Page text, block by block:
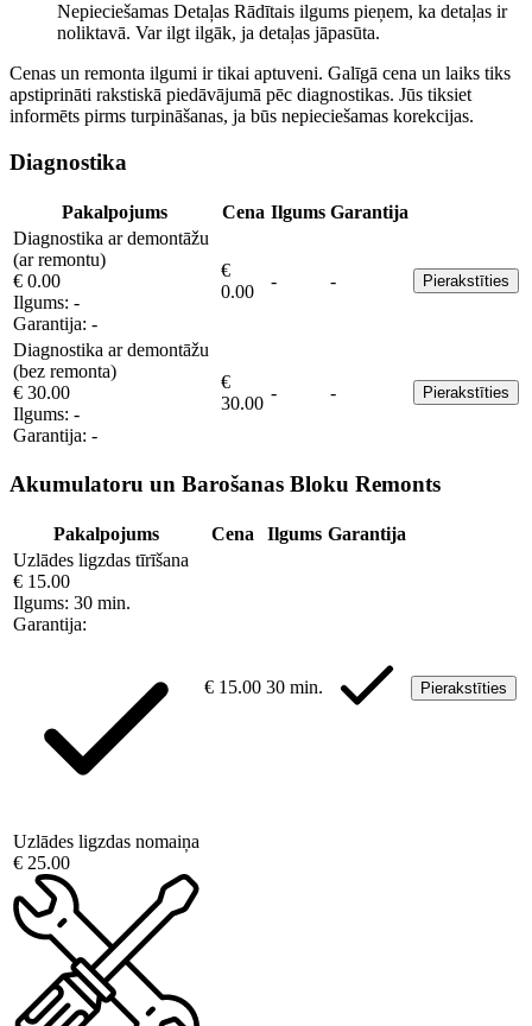
Nepieciešamas Detaļas Rādītais ilgums pieņem, ka detaļas ir
noliktavā. Var ilgt ilgāk, ja detaļas jāpasūta.
Cenas un remonta ilgumi ir tikai aptuveni. Galīgā cena un laiks tiks
apstiprināti rakstiskā piedāvājumā pēc diagnostikas. Jūs tiksiet
informēts pirms turpināšanas, ja būs nepieciešamas korekcijas.
Diagnostika
Pakalpojums Cena Ilgums Garantija
Diagnostika ar demontāžu
(ar remontu)
€ 0.00
Ilgums: -
Garantija: -
€
0.00
- - Pierakstīties
Diagnostika ar demontāžu
(bez remonta)
€ 30.00
Ilgums: -
Garantija: -
€
30.00
- - Pierakstīties
Akumulatoru un Barošanas Bloku Remonts
Pakalpojums Cena Ilgums Garantija
Uzlādes ligzdas tīrīšana
€ 15.00
Ilgums: 30 min.
Garantija:
€ 15.00 30 min. Pierakstīties
Uzlādes ligzdas nomaiņa
€ 25.00